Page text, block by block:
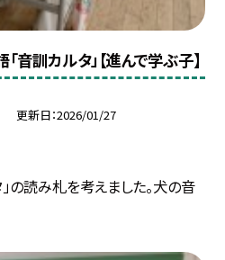
音訓カルタ」【進んで学ぶ子】
更新日 2026/01/27
の読み札を考えました。犬の音